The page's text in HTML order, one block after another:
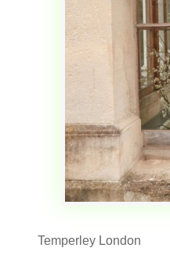
Temperley London